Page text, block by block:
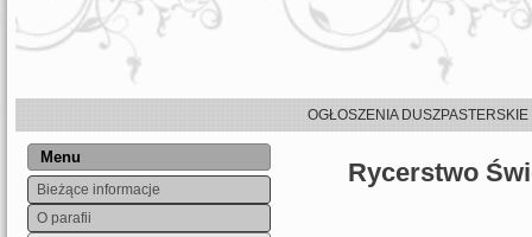
OGŁOSZENIA DUSZPASTERSKIE
Menu
Bieżące informacje
O parafii
Rycerstwo